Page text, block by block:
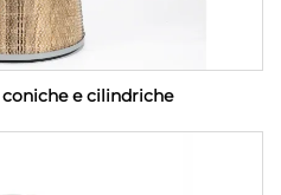
e cilindriche